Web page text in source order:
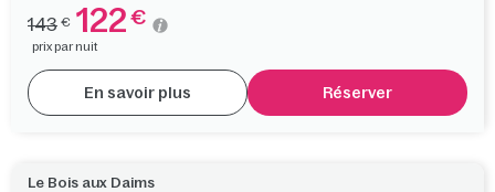
143 € 122 €
prix par nuit
En savoir plus Réserver
Le Bois aux Daims